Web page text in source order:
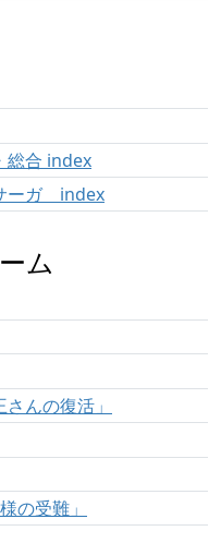
総合 index
ーガ index
ム
んの復活」
の受難」